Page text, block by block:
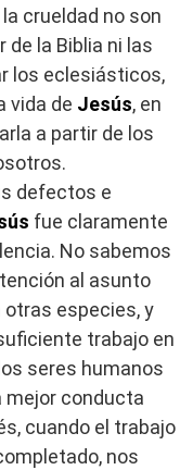
crueldad no son
de la Biblia ni las
los eclesiásticos,
vida de Jesús, en
a partir de los
defectos e
fue claramente
No sabemos
al asunto
otras especies, y
trabajo en
seres humanos
mejor conducta
cuando el trabajo
nos